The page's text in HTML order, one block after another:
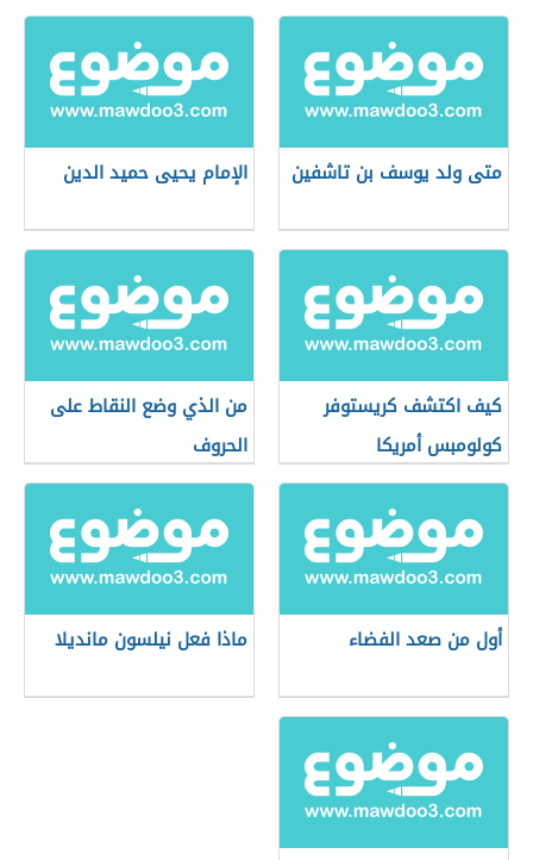
متى ولد يوسف بن تاشفين الإمام يحيى حميد الدين
كيف اكتشف كريستوفر
كولومبس أمريكا
من الذي وضع النقاط على
الحروف
أول من صعد الفضاء ماذا فعل نيلسون مانديلا